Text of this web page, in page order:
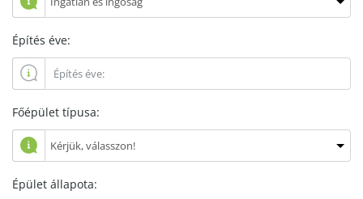
Építés éve:
Főépület típusa:
Épület állapota: